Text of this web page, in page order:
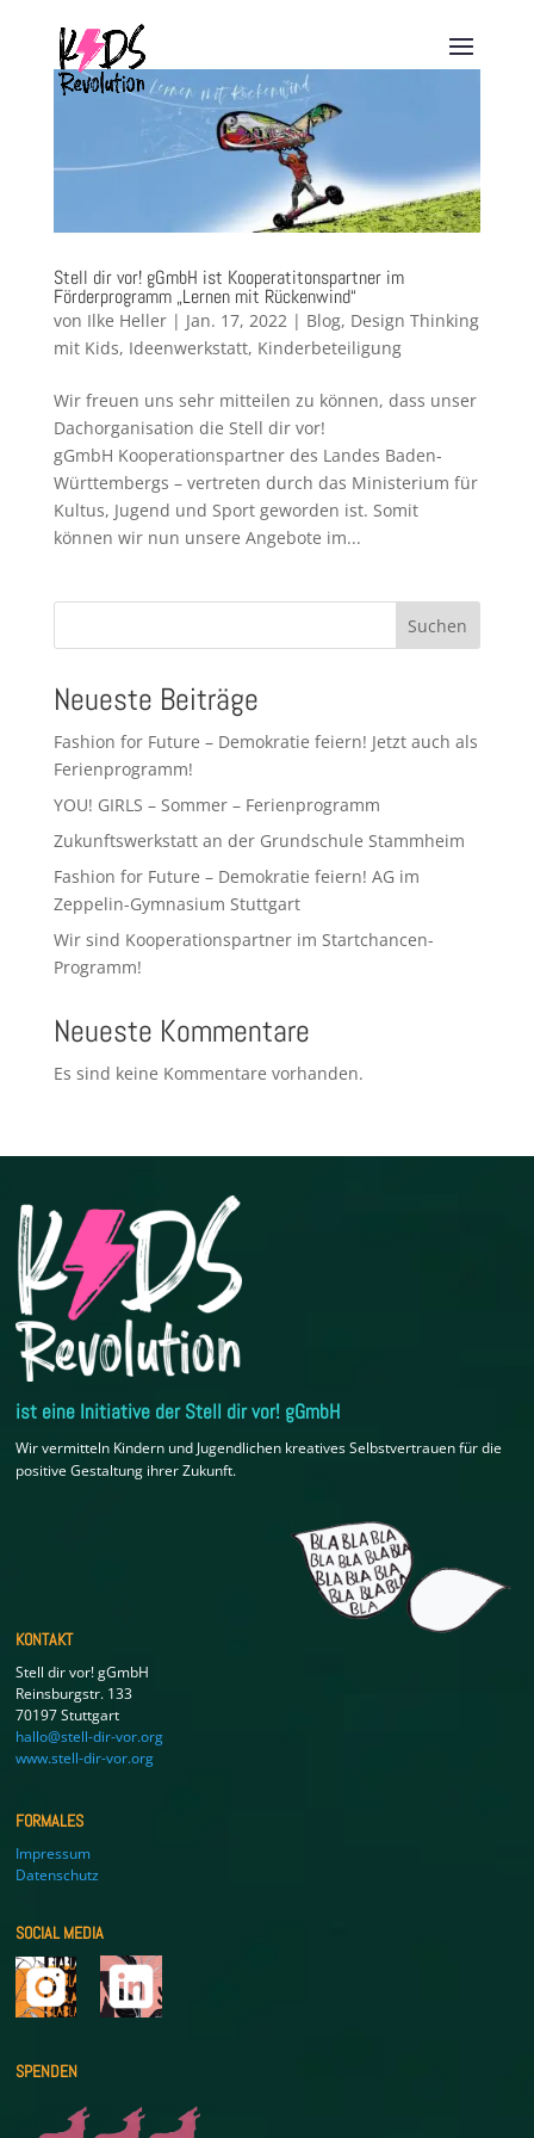
Stell dir vor! gGmbH ist Kooperatitonspartner im
Förderprogramm „Lernen mit Rückenwind“
von Ilke Heller| Jan. 17, 2022| Blog, Design Thinking
mit Kids, Ideenwerkstatt, Kinderbeteiligung
Wir freuen uns sehr mitteilen zu können, dass unser
Dachorganisation die Stell dir vor!
gGmbH Kooperationspartner des Landes Baden-
Württembergs – vertreten durch das Ministerium für
Kultus, Jugend und Sport geworden ist. Somit
können wir nun unsere Angebote im...
Suchen
Neueste Beiträge
Fashion for Future – Demokratie feiern! Jetzt auch als
Ferienprogramm!
YOU! GIRLS – Sommer – Ferienprogramm
Zukunftswerkstatt an der Grundschule Stammheim
Fashion for Future – Demokratie feiern! AG im
Zeppelin-Gymnasium Stuttgart
Wir sind Kooperationspartner im Startchancen-
Programm!
Neueste Kommentare
Es sind keine Kommentare vorhanden.
ist eine Initiative der Stell dir vor! gGmbH
Wir vermitteln Kindern und Jugendlichen kreatives Selbstvertrauen für die
positive Gestaltung ihrer Zukunft.
KONTAKT
Stell dir vor! gGmbH
Reinsburgstr. 133
70197 Stuttgart
hallo@stell-dir-vor.org
www.stell-dir-vor.org
FORMALES
Impressum
Datenschutz
SOCIAL MEDIA
SPENDEN